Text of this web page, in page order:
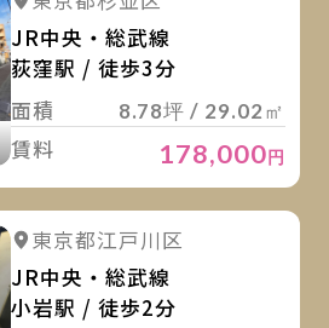
JR中央・総武線
荻窪駅 / 徒歩3分
面積
8.78坪 / 29.02㎡
賃料 178,000円
詳細を見る
東京都江戸川区
JR中央・総武線
小岩駅 / 徒歩2分